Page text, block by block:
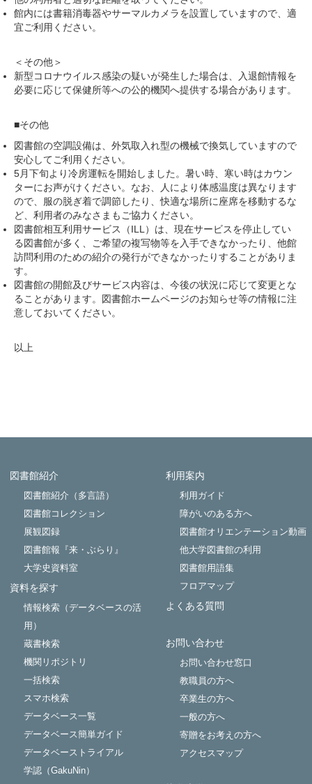
館内には書籍消毒器やサーマルカメラを設置していますので、適
宜ご利用ください。
＜その他＞
新型コロナウイルス感染の疑いが発生した場合は、入退館情報を
必要に応じて保健所等への公的機関へ提供する場合があります。
■その他
図書館の空調設備は、外気取入れ型の機械で換気していますので
安心してご利用ください。
5月下旬より冷房運転を開始しました。暑い時、寒い時はカウン
ターにお声がけください。なお、人により体感温度は異なります
ので、服の脱ぎ着で調節したり、快適な場所に座席を移動するな
ど、利用者のみなさまもご協力ください。
図書館相互利用サービス（ILL）は、現在サービスを停止してい
る図書館が多く、ご希望の複写物等を入手できなかったり、他館
訪問利用のための紹介の発行ができなかったりすることがありま
す。
図書館の開館及びサービス内容は、今後の状況に応じて変更とな
ることがあります。図書館ホームページのお知らせ等の情報に注
意しておいてください。
以上
図書館紹介
図書館紹介（多言語）
図書館コレクション
展観図録
図書館報『来・ぶらり』
大学史資料室
資料を探す
情報検索（データベースの活
用）
蔵書検索
機関リポジトリ
一括検索
スマホ検索
データベース一覧
データベース簡単ガイド
データベーストライアル
学認（GakuNin）
利用案内
利用ガイド
障がいのある方へ
図書館オリエンテーション動画
他大学図書館の利用
図書館用語集
フロアマップ
よくある質問
お問い合わせ
お問い合わせ窓口
教職員の方へ
卒業生の方へ
一般の方へ
寄贈をお考えの方へ
アクセスマップ
Powered by NetCommons